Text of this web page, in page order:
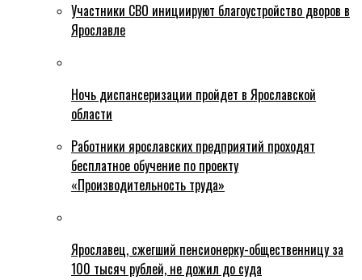
Участники СВО инициируют благоустройство дворов в
Ярославле
Ночь диспансеризации пройдет в Ярославской
области
Работники ярославских предприятий проходят
бесплатное обучение по проекту
«Производительность труда»
Ярославец, сжегший пенсионерку-общественницу за
100 тысяч рублей, не дожил до суда